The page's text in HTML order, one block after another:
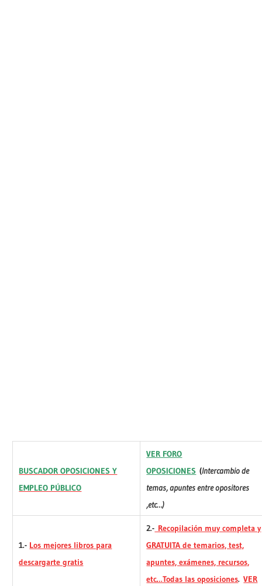
BUSCADOR OPOSICIONES Y
EMPLEO PÚBLICO
VER FORO
OPOSICIONES (Intercambio de
temas, apuntes entre opositores
,etc…)
1.- Los mejores libros para
descargarte gratis
2.- Recopilación muy completa y
GRATUITA de temarios, test,
apuntes, exámenes, recursos,
etc…Todas las oposiciones.VER